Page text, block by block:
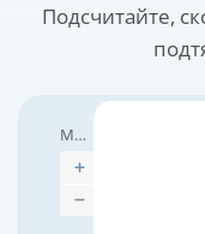
Подсчитайте,
Макс. повторений